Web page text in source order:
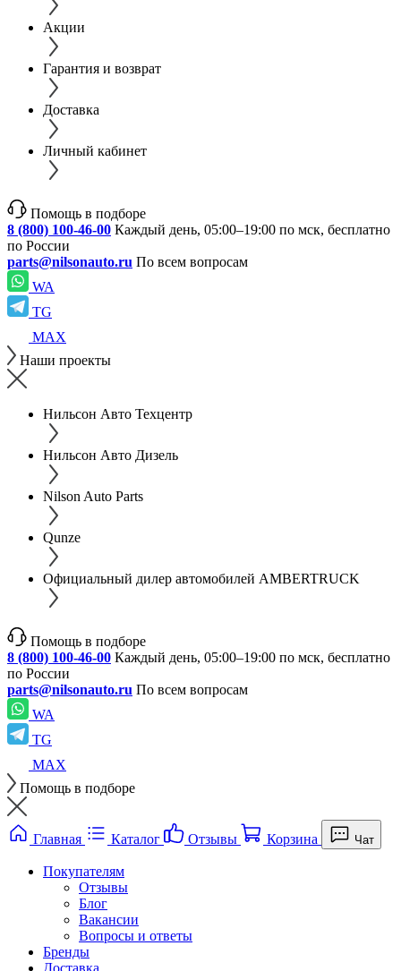
Акции
Гарантия и возврат
Доставка
Личный кабинет
Помощь в подборе
8 (800) 100-46-00 Каждый день, 05:00–19:00 по мск, бесплатно
по России
parts@nilsonauto.ru По всем вопросам
WA
TG
MAX
Наши проекты
Нильсон Авто Техцентр
Нильсон Авто Дизель
Nilson Auto Parts
Qunze
Официальный дилер автомобилей AMBERTRUCK
Помощь в подборе
8 (800) 100-46-00 Каждый день, 05:00–19:00 по мск, бесплатно
по России
parts@nilsonauto.ru По всем вопросам
WA
TG
MAX
Помощь в подборе
Главная Каталог Отзывы Корзина Чат
Покупателям
Отзывы
Блог
Вакансии
Вопросы и ответы
Бренды
Доставка